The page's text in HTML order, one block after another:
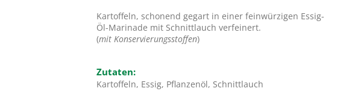
Kartoffeln, schonend gegart in einer feinwürzigen Essig-
Öl-Marinade mit Schnittlauch verfeinert.
(mit Konservierungsstoffen)
Zutaten:
Kartoffeln, Essig, Pflanzenöl, Schnittlauch